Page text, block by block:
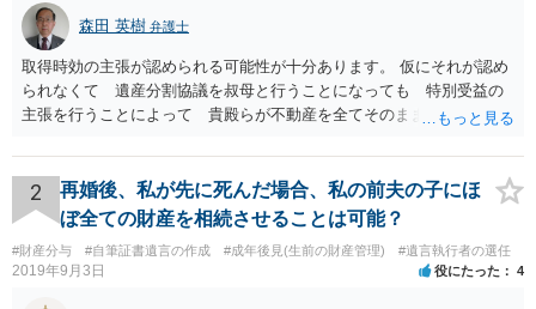
森田 英樹 弁護士
取得時効の主張が認められる可能性が十分あります。 仮にそれが認め
られなくて 遺産分割協議を叔母と行うことになっても 特別受益の
主張を行うことによって 貴殿らが不動産を全てそのまま取得できる
2
再婚後、私が先に死んだ場合、私の前夫の子にほ
ぼ全ての財産を相続させることは可能？
#財産分与 #自筆証書遺言の作成 #成年後見(生前の財産管理) #遺言執行者の選任
2019年9月3日 役にたった 4